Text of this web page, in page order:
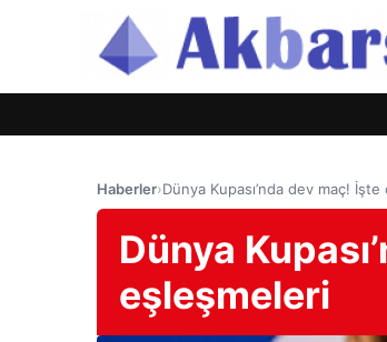
Haberler›Dünya Kupası’nda dev maç!
Dünya
eşleşmeleri